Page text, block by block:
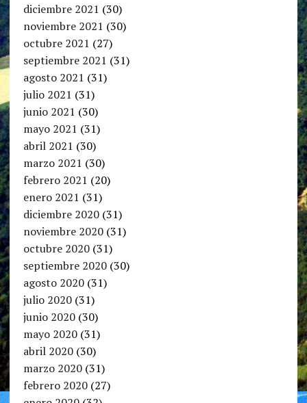
diciembre 2021 (30)
noviembre 2021 (30)
octubre 2021 (27)
septiembre 2021 (31)
agosto 2021 (31)
julio 2021 (31)
junio 2021 (30)
mayo 2021 (31)
abril 2021 (30)
marzo 2021 (30)
febrero 2021 (20)
enero 2021 (31)
diciembre 2020(31)
noviembre 2020(31)
octubre 2020(31)
septiembre 2020(30)
agosto 2020(31)
julio 2020(31)
junio 2020(30)
mayo 2020(31)
abril 2020(30)
marzo 2020(31)
febrero 2020(27)